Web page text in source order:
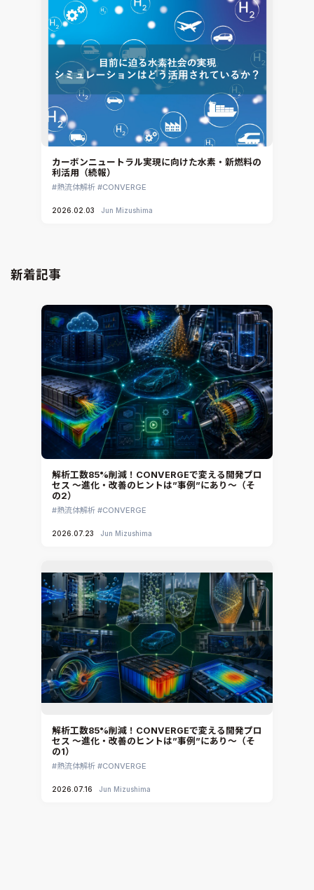
カーボンニュートラル実現に向けた水素・新燃料の
利活用（続報）
熱流体解析 CONVERGE
2026.02.03 Jun Mizushima
新着記事
解析工数85%削減！CONVERGEで変える開発プロ
セス ～進化・改善のヒントは”事例”にあり～（そ
の2）
熱流体解析 CONVERGE
2026.07.23 Jun Mizushima
解析工数85%削減！CONVERGEで変える開発プロ
セス ～進化・改善のヒントは”事例”にあり～（そ
の1）
熱流体解析 CONVERGE
2026.07.16 Jun Mizushima